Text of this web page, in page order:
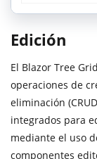
Edición
El Blazor Tree
operaciones de
eliminación
integrados para
mediante el uso
componentes